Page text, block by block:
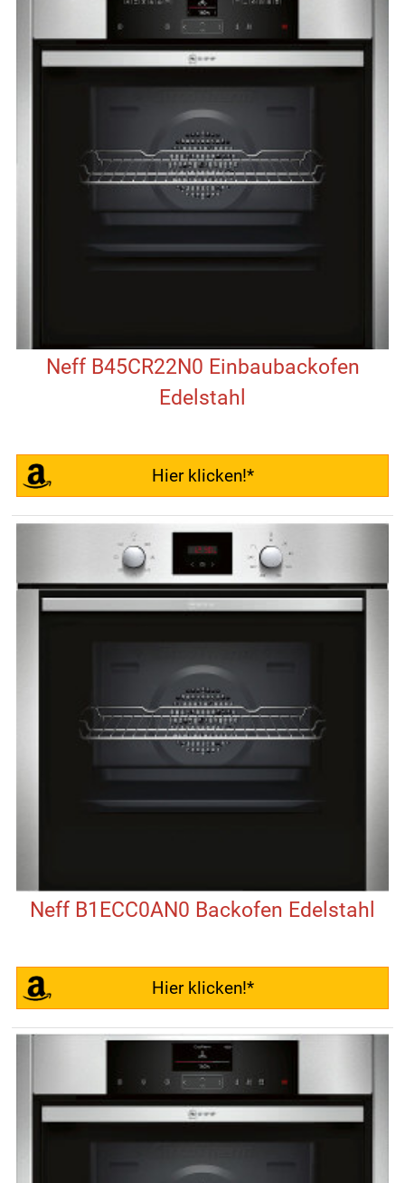
Neff B45CR22N0 Einbaubackofen
Edelstahl
Hier klicken!*
Neff B1ECC0AN0 Backofen Edelstahl
Hier klicken!*